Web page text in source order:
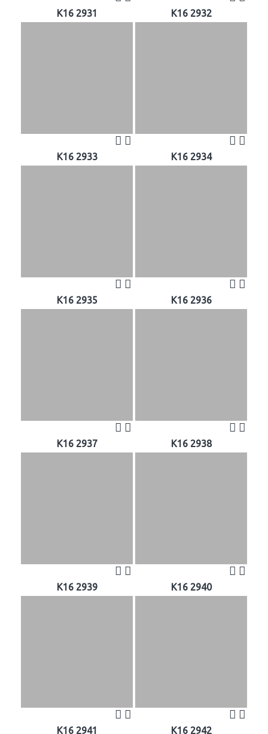
K16 2931 K16 2932
K16 2933 K16 2934
K16 2935 K16 2936
K16 2937 K16 2938
K16 2939 K16 2940
K16 2941 K16 2942